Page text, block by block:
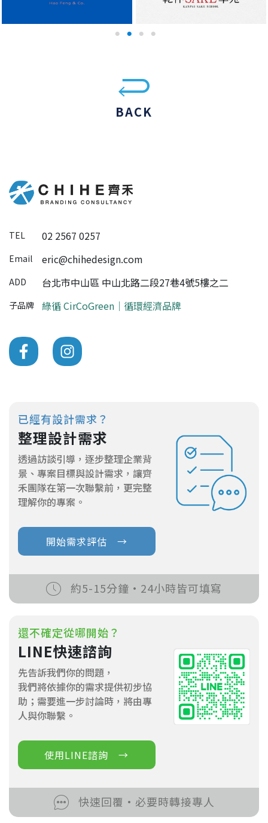
BACK
TEL 02 2567 0257
Email eric@chihedesign.com
ADD 台北市中山區 中山北路二段27巷4號5樓之二
子品牌 綠循 CirCoGreen｜循環經濟品牌
已經有設計需求？
整理設計需求
透過訪談引導，逐步整理企業背
景、專案目標與設計需求，讓齊
禾團隊在第一次聯繫前，更完整
理解你的專案。
開始需求評估 →
約5-15分鐘·24小時皆可填寫
還不確定從哪開始？
LINE快速諮詢
先告訴我們你的問題，
我們將依據你的需求提供初步協
助；需要進一步討論時，將由專
人與你聯繫。
使用LINE諮詢 →
快速回覆·必要時轉接專人